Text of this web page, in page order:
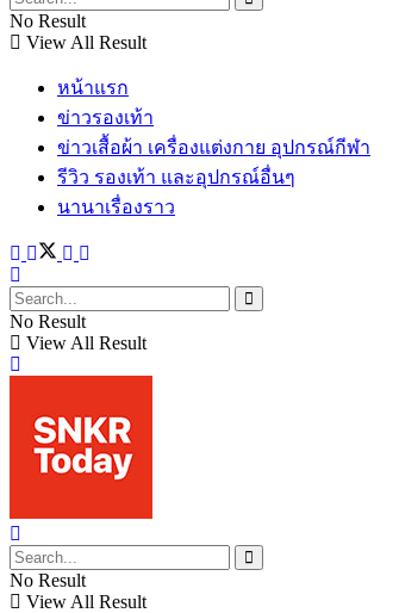
No Result
View All Result
หน้าแรก
ข่าวรองเท้า
ข่าวเสื้อผ้า เครื่องแต่งกาย อุปกรณ์กีฬา
รีวิว รองเท้า และอุปกรณ์อื่นๆ
นานาเรื่องราว
No Result
View All Result
No Result
View All Result